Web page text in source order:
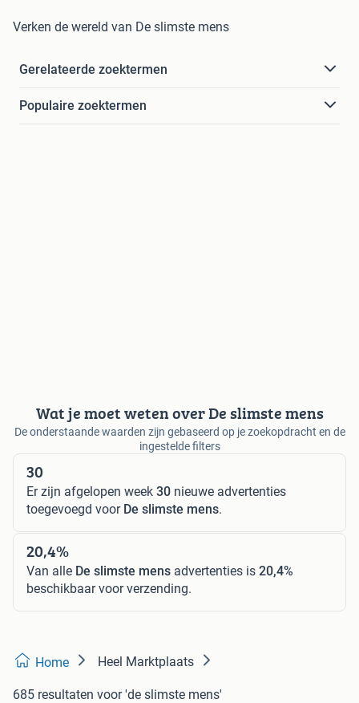
Verken de wereld van De slimste mens
Gerelateerde zoektermen
Populaire zoektermen
Wat je moet weten over De slimste mens
De onderstaande waarden zijn gebaseerd op je zoekopdracht en de
ingestelde filters
30
Er zijn afgelopen week 30 nieuwe advertenties
toegevoegd voor De slimste mens.
20,4%
Van alle De slimste mens advertenties is 20,4%
beschikbaar voor verzending.
Home Heel Marktplaats
685 resultaten voor 'de slimste mens'